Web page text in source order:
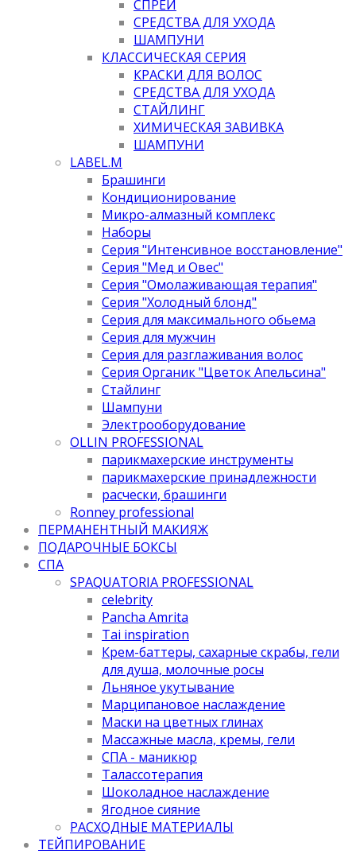
СПРЕИ
СРЕДСТВА ДЛЯ УХОДА
ШАМПУНИ
КЛАССИЧЕСКАЯ СЕРИЯ
КРАСКИ ДЛЯ ВОЛОС
СРЕДСТВА ДЛЯ УХОДА
СТАЙЛИНГ
ХИМИЧЕСКАЯ ЗАВИВКА
ШАМПУНИ
LABEL.M
Брашинги
Кондиционирование
Микро-алмазный комплекс
Наборы
Серия "Интенсивное восстановление"
Серия "Мед и Овес"
Серия "Омолаживающая терапия"
Серия "Холодный блонд"
Серия для максимального обьема
Серия для мужчин
Серия для разглаживания волос
Серия Органик "Цветок Апельсина"
Стайлинг
Шампуни
Электрооборудование
OLLIN PROFESSIONAL
парикмахерские инструменты
парикмахерские принадлежности
расчески, брашинги
Ronney professional
ПЕРМАНЕНТНЫЙ МАКИЯЖ
ПОДАРОЧНЫЕ БОКСЫ
СПА
SPAQUATORIA PROFESSIONAL
celebrity
Pancha Amrita
Tai inspiration
Крем-баттеры, сахарные скрабы, гели
для душа, молочные росы
Льняное укутывание
Марципановое наслаждение
Маски на цветных глинах
Массажные масла, кремы, гели
СПА - маникюр
Талассотерапия
Шоколадное наслаждение
Ягодное сияние
РАСХОДНЫЕ МАТЕРИАЛЫ
ТЕЙПИРОВАНИЕ